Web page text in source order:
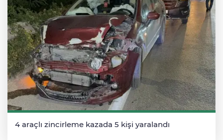
4 araçlı zincirleme kazada 5 kişi yaralandı